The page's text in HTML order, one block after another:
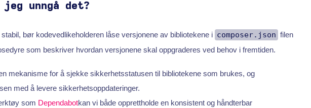
jeg unngå det?
bør kodevedlikeholderen låse versjonene av bibliotekene i composer.json filen
som beskriver hvordan versjonene skal oppgraderes ved behov i fremtiden.
mekanisme for å sjekke sikkerhetsstatusen til bibliotekene som brukes, og
med å levere sikkerhetsoppdateringer.
som Dependabotkan vi både opprettholde en konsistent og håndterbar